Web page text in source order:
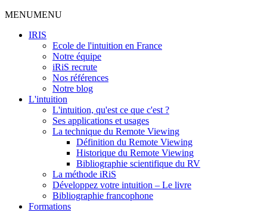
MENUMENU
IRIS
Ecole de l'intuition en France
Notre équipe
iRiS recrute
Nos références
Notre blog
L'intuition
L'intuition, qu'est ce que c'est ?
Ses applications et usages
La technique du Remote Viewing
Définition du Remote Viewing
Historique du Remote Viewing
Bibliographie scientifique du RV
La méthode iRiS
Développez votre intuition – Le livre
Bibliographie francophone
Formations